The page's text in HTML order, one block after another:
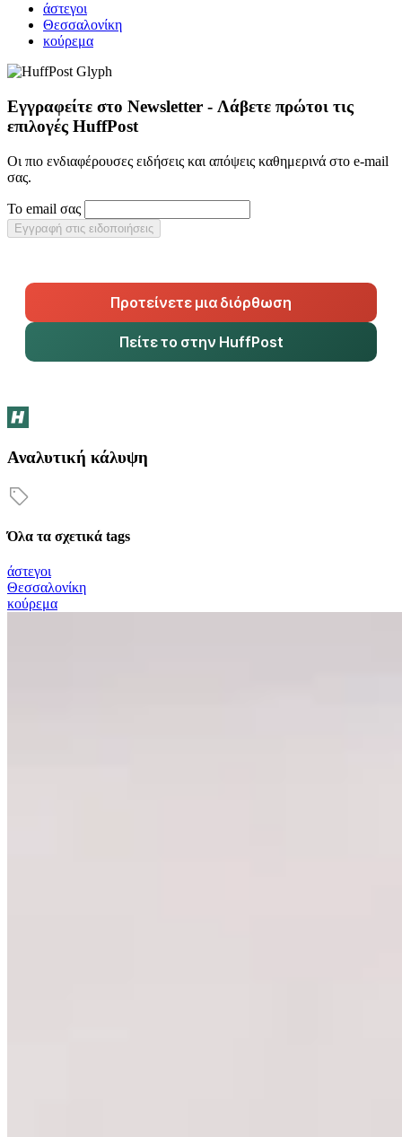
άστεγοι
Θεσσαλονίκη
κούρεμα
Εγγραφείτε στο Newsletter - Λάβετε πρώτοι τις
επιλογές HuffPost
Οι πιο ενδιαφέρουσες ειδήσεις και απόψεις καθημερινά στο e-mail
σας.
Το email σας
Εγγραφή στις ειδοποιήσεις
Προτείνετε μια διόρθωση
Πείτε το στην HuffPost
Αναλυτική κάλυψη
Όλα τα σχετικά tags
άστεγοι
Θεσσαλονίκη
κούρεμα